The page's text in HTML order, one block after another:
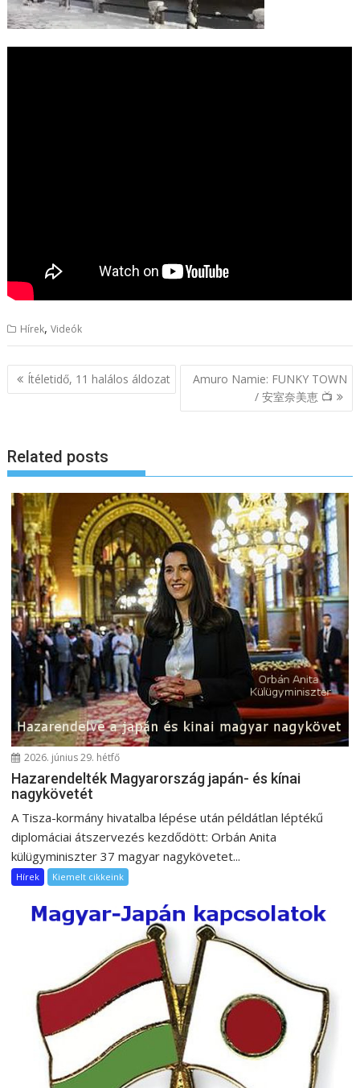
Hírek,Videók
B
e
g
y
z
é
s
n
a
v
i
g
á
ó
Ítéletidő, 11 halálos áldozat
Amuro Namie: FUNKY TOWN
/ 安室奈美恵 📺
Related posts
2026. június 29. hétfő
Hazarendelték Magyarország japán- és kínai
nagykövetét
A Tisza-kormány hivatalba lépése után példátlan léptékű
diplomáciai átszervezés kezdődött: Orbán Anita
külügyminiszter 37 magyar nagykövetet...
Hírek Kiemelt cikkeink